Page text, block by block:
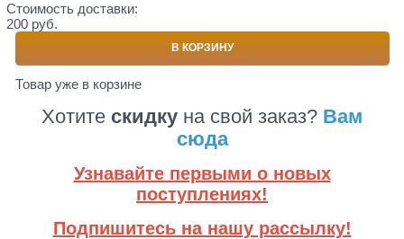
Стоимость доставки:
200 руб.
В КОРЗИНУ
Товар уже в корзине
Хотите скидку на свой заказ? Вам
сюда
Узнавайте первыми о новых
поступлениях!
Подпишитесь на нашу рассылку!